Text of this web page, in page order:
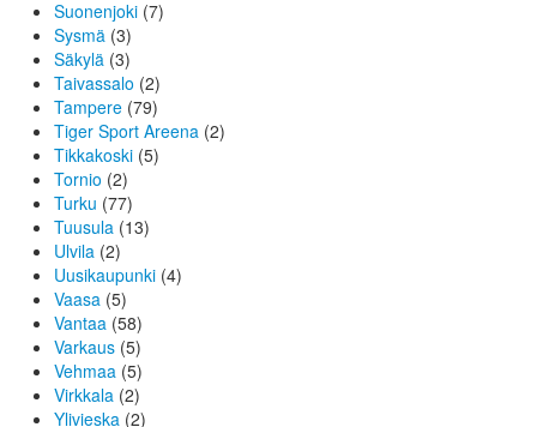
Suonenjoki (7)
Sysmä (3)
Säkylä (3)
Taivassalo (2)
Tampere (79)
Tiger Sport Areena (2)
Tikkakoski (5)
Tornio (2)
Turku (77)
Tuusula (13)
Ulvila (2)
Uusikaupunki (4)
Vaasa (5)
Vantaa (58)
Varkaus (5)
Vehmaa (5)
Virkkala (2)
Ylivieska (2)